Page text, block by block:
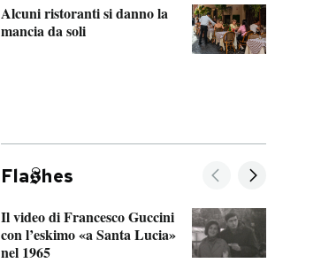
Alcuni ristoranti si danno la
mancia da soli
Fla hes
Il video di Francesco Guccini
con l’eskimo «a Santa Lucia»
nel 1965